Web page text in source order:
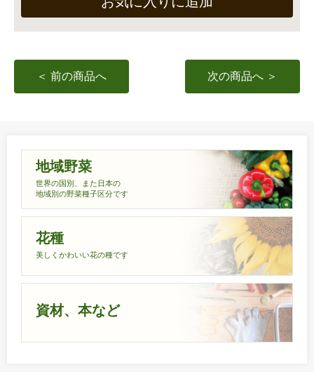
＜ 前の商品へ 次の商品へ ＞
地域野菜
世界の国別、また日本の
地域別の野菜種子区分です
花種
美しくかわいい花の種です
資材、本など